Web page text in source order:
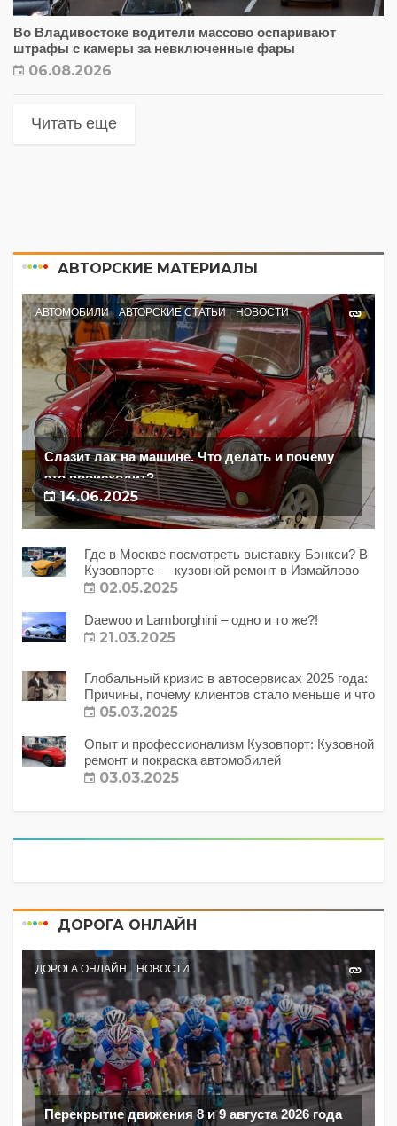
Во Владивостоке водители массово оспаривают
штрафы с камеры за невключенные фары
06.08.2026
Читать еще
АВТОРСКИЕ МАТЕРИАЛЫ
АВТОМОБИЛИ АВТОРСКИЕ СТАТЬИ НОВОСТИ
Слазит лак на машине. Что делать и почему
это происходит?
14.06.2025
Где в Москве посмотреть выставку Бэнкси? В
Кузовпорте — кузовной ремонт в Измайлово
02.05.2025
Daewoo и Lamborghini – одно и то же?!
21.03.2025
Глобальный кризис в автосервисах 2025 года:
Причины, почему клиентов стало меньше и что
с этим делать?
05.03.2025
Опыт и профессионализм Кузовпорт: Кузовной
ремонт и покраска автомобилей
03.03.2025
ДОРОГА ОНЛАЙН
ДОРОГА ОНЛАЙН НОВОСТИ
Перекрытие движения 8 и 9 августа 2026 года